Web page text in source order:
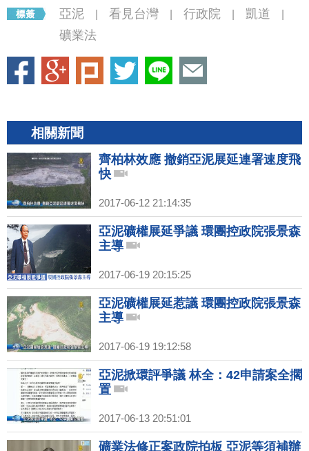
亞泥 看見台灣 行政院 凱道
礦業法
相關新聞
齊柏林效應 撤銷亞泥展延連署速度飛
快
2017-06-12 21:14:35
亞泥礦權展延爭議 環團控政院張景森
主導
2017-06-19 20:15:25
亞泥礦權展延惹議 環團控政院張景森
主導
2017-06-19 19:12:58
亞泥掀環評爭議 林全：42申請案全擱
置
2017-06-13 20:51:01
礦業法修正案政院拍板 亞泥等須補辦